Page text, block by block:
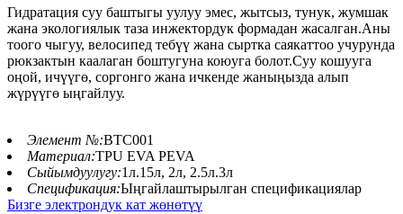
Гидратация суу баштыгы уулуу эмес, жытсыз, тунук, жумшак
жана экологиялык таза инжектордук формадан жасалган.Аны
тоого чыгуу, велосипед тебүү жана сыртка саякаттоо учурунда
рюкзактын каалаган боштугуна коюуга болот.Суу кошууга
оңой, ичүүгө, соргонго жана ичкенде жаныңызда алып
жүрүүгө ыңгайлуу.
Элемент №:BTC001
Материал:TPU EVA PEVA
Сыйымдуулугу:1л.15л, 2л, 2.5л.3л
Спецификация:Ыңгайлаштырылган спецификациялар
Бизге электрондук кат жөнөтүү